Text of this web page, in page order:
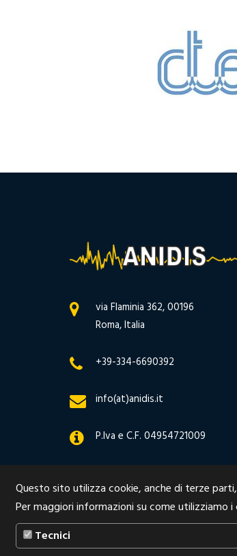
via Flaminia 362, 00196
Roma, Italia
+39-334-6690392
info(at)anidis.it
P.Iva e C.F. 04954721009
2020 © All Rights Reserved by
Questo sito utilizza cookie, anche di terze
Per maggiori informazioni su come utilizziamo
Tecnici